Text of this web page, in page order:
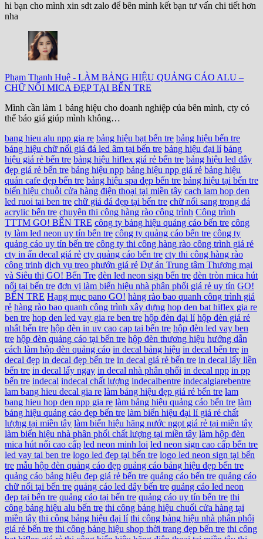
hi bạn cho mình xin sdt zalo để bên mình kết bạn tư vấn chi tiết hơn
nha
Phạm Thanh Huệ - LÀM BẢNG HIỆU QUẢNG CÁO ALU –
CHỮ NỔI MICA ĐẸP TẠI BẾN TRE
Mình cần làm 1 bảng hiệu cho doanh nghiệp của bên mình, cty có
thể báo giá giúp mình không…
bang hieu alu npp gia re bảng hiệu bạt bến tre bảng hiệu bến tre
bảng hiệu chữ nổi giá đá led âm tại bến tre bảng hiệu đại lí bảng
hiệu giá rẻ bến tre bảng hiệu hiflex giá rẻ bến tre bảng hiệu led dây
đẹp giá rẻ bến tre bảng hiệu npp bảng hiệu npp giá rẻ bảng hiệu
quán cafe đẹp bến tre bảng hiệu spa đẹp bến tre bảng hiệu tại bến tre
biển hiệu chuỗi cửa hàng điện thoại tại miền tây cach lam hop den
led ruoi tai ben tre chữ giả đá đẹp tại bến tre chữ nổi sang trọng đá
acrylic bến tre chuyên thi công hàng rào công trình Công trình
TTTM GO! BẾN TRE công ty bảng hiệu quảng cáo bến tre công
ty làm led neon uy tín bến tre công ty quảng cáo bến tre công ty
quảng cáo uy tín bến tre công ty thi công hàng rào công trình giá rẻ
cty in ấn decal giá rẻ cty quảng cáo bến tre cty thi công hàng rào
công trinh dịch vụ treo phướn giá rẻ Dự án Trung tâm Thương mại
và Siêu thị GO! Bến Tre đèn led neon sign bến tre đèn tròn mica hút
nổi tại bến tre đơn vị làm biển hiệu nhà phân phối giá rẻ uy tín GO!
BẾN TRE Hạng mục pano GO! hàng rào bao quanh công trình giá
rẻ hàng rào bao quanh công trình xây dựng hop den bat hiflex gia re
ben tre hop den led vay gia re ben tre hộp đèn đại lí hộp đèn giá rẻ
nhất bến tre hộp đèn in uv cao cap tai bến tre hộp đèn led vay ben
tre hộp đèn quảng cáo tại bến tre hộp đèn thương hiệu hướng dẫn
cách làm hộp đèn quảng cáo in decal bảng hiệu in decal bến tre in
decal đẹp in decal đẹp bến tre in decal giá rẻ bến tre in decal lấy liền
bến tre in decal lấy ngay in decal nhà phân phối in decal npp in pp
bến tre indecal indecal chất lượng indecalbentre indecalgiarebentre
lam bang hieu decal gia re làm bảng hiệu đẹp giá rẻ bến tre lam
bang hieu hop den npp gia re làm bảng hiệu quảng cáo bến tre làm
bảng hiệu quảng cáo đẹp bến tre làm biển hiệu đại lí giá rẻ chất
lượng tại miền tây làm biển hiệu hãng nước ngọt giá rẻ tại miền tây
làm biển hiệu nhà phân phối chất lượng tại miền tây làm hộp đèn
mica hút nổi cao cấp led neon minh loi led neon sign cao cấp bến tre
led vay tai ben tre logo led đẹp tại bến tre logo led neon sign tại bến
tre mẫu hộp đèn quảng cáo đẹp quảng cáo bảng hiệu đẹp bến tre
quảng cáo bảng hiệu đẹp giá rẻ bến tre quảng cáo bến tre quảng cáo
chữ nổi tại bến tre quảng cáo led dây bến tre quảng cáo led neon
đẹp tại bến tre quảng cáo tại bến tre quảng cáo uy tín bến tre thi
công bảng hiệu alu bến tre thi công bảng hiệu chuổi cửa hàng tại
miền tây thi công bảng hiệu đại lí thi công bảng hiệu nhà phân phối
giá rẻ bến tre thi công bảng hiệu shop thời trang đẹp bến tre thi công